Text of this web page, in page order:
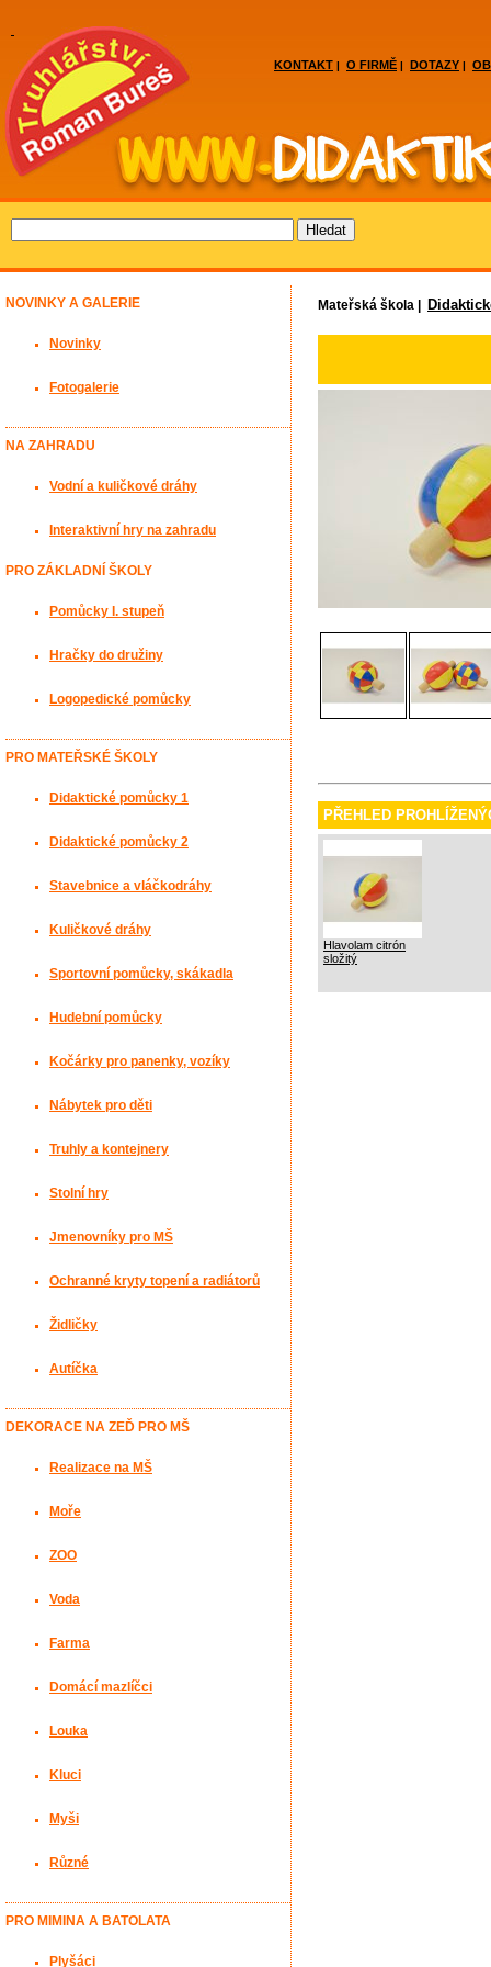
KONTAKT | O FIRMĚ | DOTAZY |
Mateřská škola |
PŘEHLED
Hlavolam citrón
složitý
NOVINKY A GALERIE
Novinky
Fotogalerie
NA ZAHRADU
Vodní a kuličkové dráhy
Interaktivní hry na zahradu
PRO ZÁKLADNÍ ŠKOLY
Pomůcky I. stupeň
Hračky do družiny
Logopedické pomůcky
PRO MATEŘSKÉ ŠKOLY
Didaktické pomůcky 1
Didaktické pomůcky 2
Stavebnice a vláčkodráhy
Kuličkové dráhy
Sportovní pomůcky, skákadla
Hudební pomůcky
Kočárky pro panenky, vozíky
Nábytek pro děti
Truhly a kontejnery
Stolní hry
Jmenovníky pro MŠ
Ochranné kryty topení a radiátorů
Židličky
Autíčka
DEKORACE NA ZEĎ PRO MŠ
Realizace na MŠ
Moře
ZOO
Voda
Farma
Domácí mazlíčci
Louka
Kluci
Myši
Různé
PRO MIMINA A BATOLATA
Plyšáci